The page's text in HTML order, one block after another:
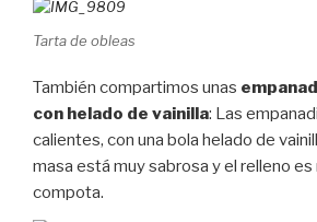
Tarta de obleas
También compartimos unas
con helado de vainilla: Las
calientes, con una bola helado de
masa está muy sabrosa y el relleno es
compota.